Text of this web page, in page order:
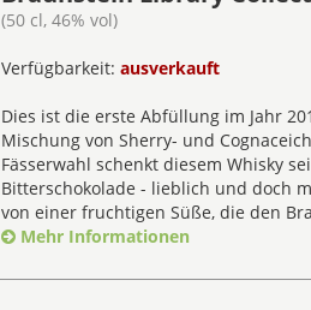
(50 cl, 46% vol)
Verfügbarkeit: ausverkauft
Dies ist die erste Abfüllung im Jahr
Mischung von Sherry- und
Fässerwahl schenkt diesem Whisky
Bitterschokolade - lieblich und doch
von einer fruchtigen Süße, die den
Mehr Informationen